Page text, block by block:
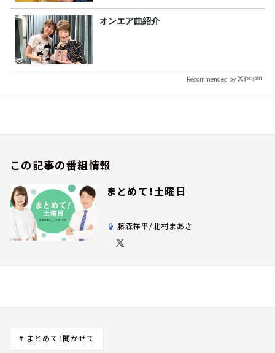
オンエア曲紹介
Recommended by
この記事の番組情報
まとめて！土曜日
藤森祥平/北村まあさ
# まとめて！聞かせて